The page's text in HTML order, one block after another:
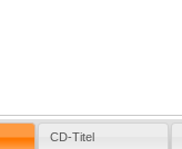
CD-Titel